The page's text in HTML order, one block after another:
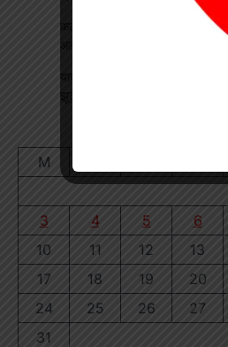
कटघोरा थाना के आरक्षक प्रदीप
यादव समाज महिला संगठन ने जिला
M
3
4 5 6
10
11 12 13
17
18 19 20
24
25 26 27
31